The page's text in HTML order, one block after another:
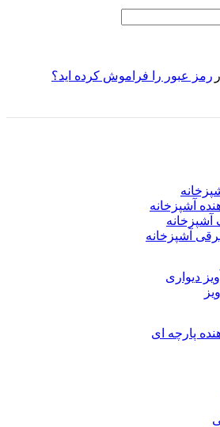
رمز عبور را فراموش کرده اید؟
آشپزخانه
آشپزخانه
دیواری
پارچه ای